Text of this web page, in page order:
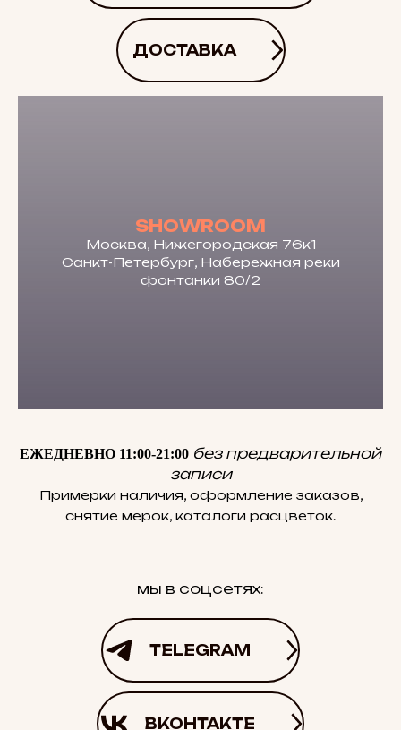
ДОСТАВКА
SHOWROOM
Москва, Нижегородская 76к1
Санкт-Петербург, Набережная реки
фонтанки 80/2
ЕЖЕДНЕВНО 11:00-21:00 без предварительной
записи
Примерки наличия, оформление заказов,
снятие мерок, каталоги расцветок.
мы в соцсетях:
TELEGRAM
ВКОНТАКТЕ